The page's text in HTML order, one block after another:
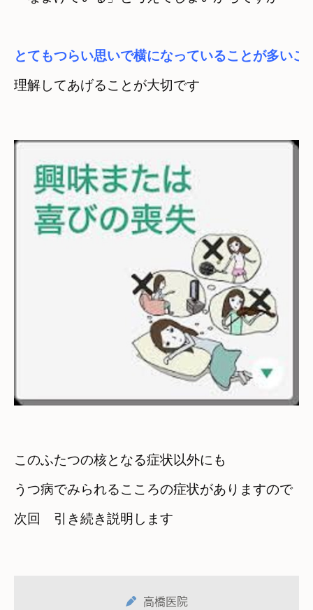
とてもつらい思いで横になっていることが多いこ
理解してあげることが大切です
このふたつの核となる症状以外にも
うつ病でみられるこころの症状がありますので
次回　引き続き説明します
高橋医院